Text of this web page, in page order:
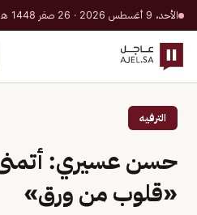
الأحد، 9 أغسطس 2026 · 26 صفر 1448 هـ
الترفيه
حسن عسيري:
«قلوب من ورق»